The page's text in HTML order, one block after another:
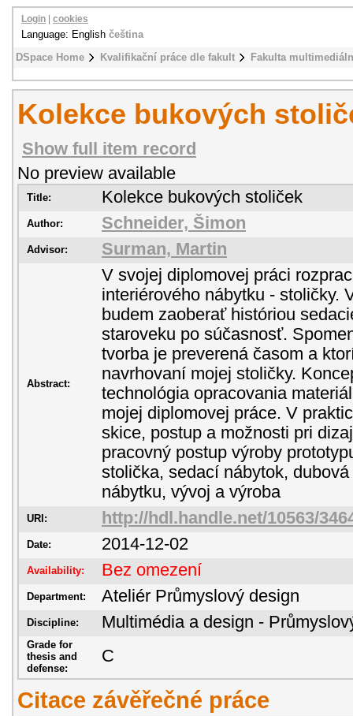
DSpace Home Kvalifikační práce dle fakult Fakulta
Login cookies
Language: English čeština
Kolekce bukových
Show full item record
No preview available
Title: Kolekce bukových stoliček
Author: Schneider, Šimon
Advisor: Surman, Martin
Abstract:
V svojej diplomovej práci
interiérového nábytku - stoličky.
budem zaoberať históriou
staroveku po súčasnosť.
tvorba je preverená časom a
navrhovaní mojej stoličky.
technológia opracovania
mojej diplomovej práce. V
skice, postup a možnosti pri
pracovný postup výroby
stolička, sedací nábytok,
nábytku, vývoj a výroba
URI: http://hdl.handle.net/10563/
Date: 2014-12-02
Availability: Bez omezení
Department: Ateliér Průmyslový design
Discipline: Multimédia a design -
Grade for
thesis and
defense:
C
Citace závěřečné práce